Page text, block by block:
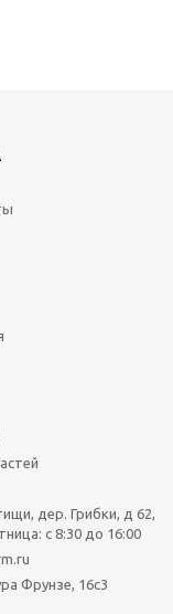
дер. Грибки, д 62,
c 8:30 до 16:00
Фрунзе, 16с3